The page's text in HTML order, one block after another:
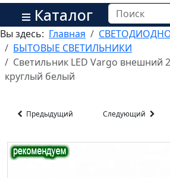
Каталог
Вы здесь: Главная
БЫТОВЫЕ СВЕТИЛЬНИКИ
Светильник LED Vargo внешний
круглый белый
Предыдущий Следующий